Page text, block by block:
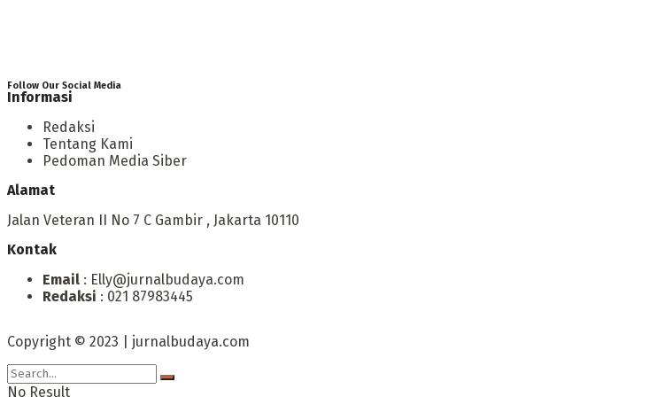
Follow Our Social Media
Informasi
Redaksi
Tentang Kami
Pedoman Media Siber
Alamat
Jalan Veteran II No 7 C Gambir , Jakarta 10110
Kontak
Email : Elly@jurnalbudaya.com
Redaksi : 021 87983445
Copyright © 2023 | jurnalbudaya.com
No Result